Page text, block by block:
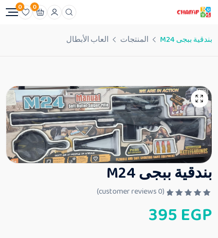
0
0
بندقية ببجى M24 المنتجات العاب الأبطال
بندقية ببجى M24
م
ا
(
0
395EGP